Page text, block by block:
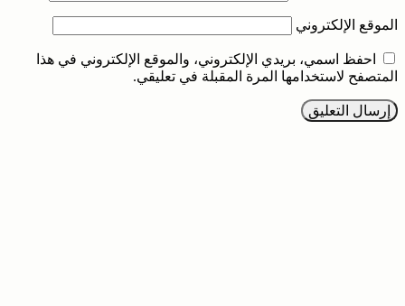
الموقع الإلكتروني
احفظ اسمي، بريدي الإلكتروني، والموقع الإلكتروني في هذا
المتصفح لاستخدامها المرة المقبلة في تعليقي.